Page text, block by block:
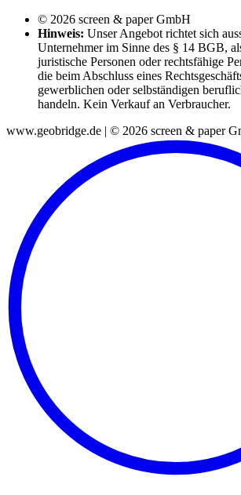
© 2026 screen & paper GmbH
Hinweis: Unser Angebot richtet sich
Unternehmer im Sinne des § 14 BGB,
juristische Personen oder rechtsfähige
die beim Abschluss eines
gewerblichen oder selbständigen
handeln. Kein Verkauf an Verbraucher.
www.geobridge.de | © 2026 screen & paper